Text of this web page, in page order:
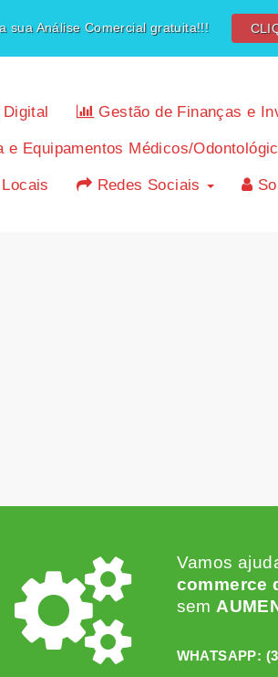
sua Análise Comercial gratuita!!!
Gestão de Finanças e
e Equipamentos Médicos/
Redes Sociais
Vamos
commerce
sem
WHATSAPP: